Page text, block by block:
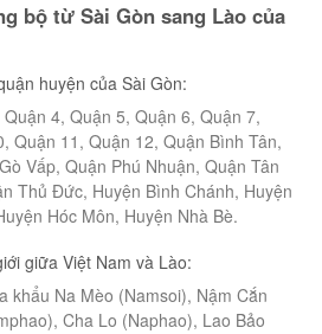
bộ từ Sài Gòn sang Lào của
huyện của Sài Gòn:
4, Quận 5, Quận 6, Quận 7,
Quận 11, Quận 12, Quận Bình Tân,
Vấp, Quận Phú Nhuận, Quận Tân
Thủ Đức, Huyện Bình Chánh, Huyện
Hóc Môn, Huyện Nhà Bè.
giữa Việt Nam và Lào:
khẩu Na Mèo (Namsoi), Nậm Cắn
Cha Lo (Naphao), Lao Bảo